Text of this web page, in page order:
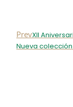
PrevXII
Nueva